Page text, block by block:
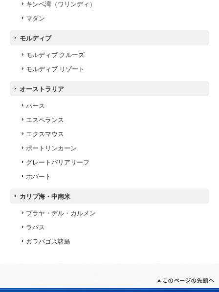
キンベ湾（ワリンディ）
マダン
モルディブ
モルディブ クルーズ
モルディブ リゾート
オーストラリア
パース
エスペランス
エクスマウス
ポートリンカーン
グレートバリアリーフ
ホバート
カリブ海・中南米
プラヤ・デル・カルメン
ラパス
ガラパゴス諸島